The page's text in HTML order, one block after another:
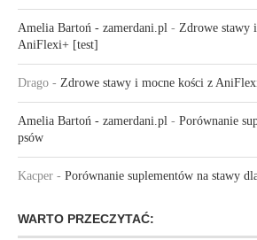
Amelia Bartoń - zamerdani.pl - Zdrowe stawy
AniFlexi+ [test]
Drago - Zdrowe stawy i mocne kości z
Amelia Bartoń - zamerdani.pl - Porównanie
psów
Kacper - Porównanie suplementów na stawy
WARTO PRZECZYTAĆ: